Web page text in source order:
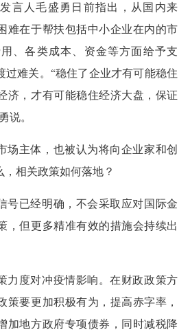
言人毛盛勇日前指出，从国内来
难在于帮扶包括中小企业在内的市
、各类成本、资金等方面给予支
过难关。“稳住了企业才有可能稳住
济，才有可能稳住经济大盘，保证
说。
场主体，也被认为将向企业家和创
相关政策如何落地？
号已经明确，不会采取应对国际金
，但更多精准有效的措施会持续出
力度对冲疫情影响。在财政政策方
策要更加积极有为，提高赤字率，
加地方政府专项债券，同时减税降